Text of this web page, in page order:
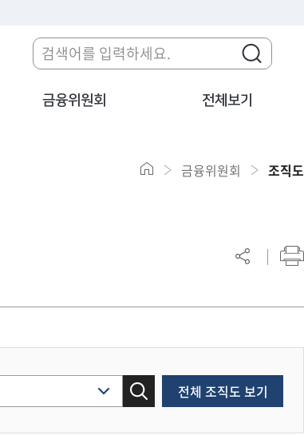
금융위원회 전체보기
금융위원회 조직도
전체 조직도 보기